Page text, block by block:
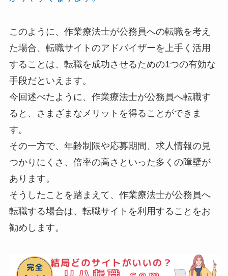
このように、作業療法士が公務員への転職を考え
た場合、転職サイトのアドバイザーを上手く活用
することは、転職を成功させるための1つの有効な
手段だといえます。
今回述べたように、作業療法士が公務員へ転職す
ると、さまざまなメリットを得ることができま
す。
その一方で、年齢制限や応募期間、求人情報の見
つかりにくさ、倍率の高さといった多くの障壁が
あります。
そうしたことを踏まえて、作業療法士が公務員へ
転職する場合は、転職サイトを利用することをお
勧めします。